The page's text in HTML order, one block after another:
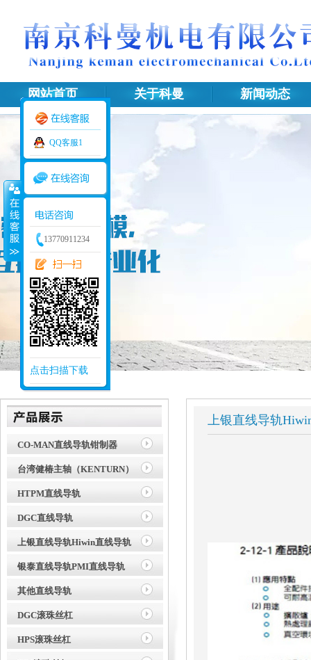
网站首页 关于科曼
新闻动态
网站地图
CO-MAN直线导轨钳制器
台湾健椿主轴（KENTURN）
HTPM直线导轨
DGC直线导轨
上银直线导轨Hiwin直线导轨
银泰直线导轨PMI直线导轨
其他直线导轨
DGC滚珠丝杠
HPS滚珠丝杠
上银直线导轨
QQ客服1
13770911234
点击扫描下载